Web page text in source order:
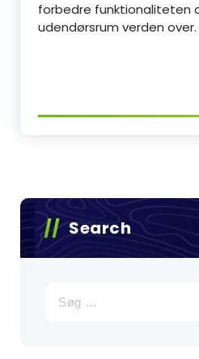
forbedre funktionaliteten
udendørsrum verden over.
Search
efter: